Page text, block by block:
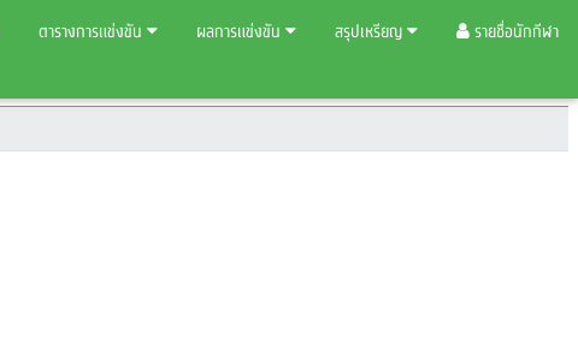
ตารางการแข่งขัน ผลการแข่งขัน สรุปเหรียญ รายชื่อนักกีฬา